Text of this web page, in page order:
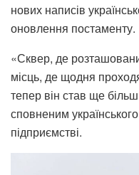
нових написів
оновлення постаменту.
«Сквер, де
місць, де щодня
тепер він став ще
сповненим
підприємстві.